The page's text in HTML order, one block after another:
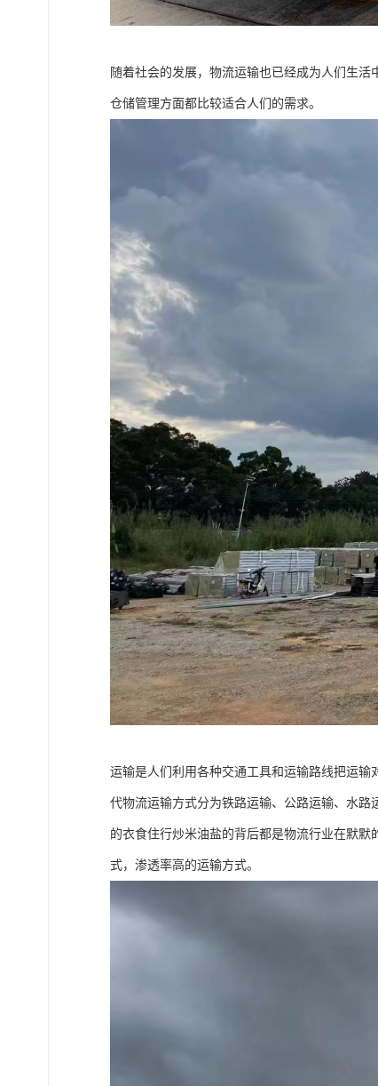
随着社会的发展，物流运输也已经成为人们生
仓储管理方面都比较适合人们的需求。
运输是人们利用各种交通工具和运输路线把运
代物流运输方式分为铁路运输、公路运输、水
的衣食住行炒米油盐的背后都是物流行业在默
式，渗透率高的运输方式。